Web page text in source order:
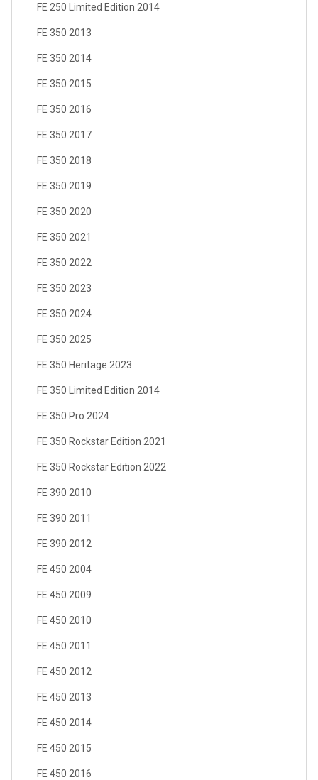
FE 250 Limited Edition 2014
FE 350 2013
FE 350 2014
FE 350 2015
FE 350 2016
FE 350 2017
FE 350 2018
FE 350 2019
FE 350 2020
FE 350 2021
FE 350 2022
FE 350 2023
FE 350 2024
FE 350 2025
FE 350 Heritage 2023
FE 350 Limited Edition 2014
FE 350 Pro 2024
FE 350 Rockstar Edition 2021
FE 350 Rockstar Edition 2022
FE 390 2010
FE 390 2011
FE 390 2012
FE 450 2004
FE 450 2009
FE 450 2010
FE 450 2011
FE 450 2012
FE 450 2013
FE 450 2014
FE 450 2015
FE 450 2016